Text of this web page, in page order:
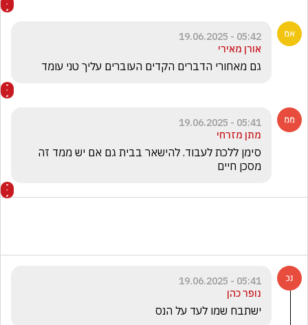
05:42 - 19.06.2025
אורן מאירי
גם מאחורי הדברים הקדים העוברים עליך טני עומד
05:41 - 19.06.2025
מתן מזרחי
מסכן חיים
05:41 - 19.06.2025
נופר כהן
ישתבח שמו לעד על הנס